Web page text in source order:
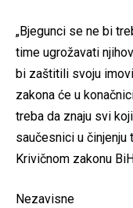
„Bjegunci se ne bi
time ugrožavati
bi zaštitili svoju
zakona će u
treba da znaju svi
saučesnici u činjenju
Krivičnom zakonu
Nezavisne